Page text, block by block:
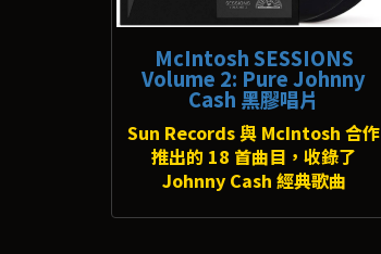
McIntosh SESSIONS
Volume 2: Pure Johnny
Cash 黑膠唱片
Sun Records 與 McIntosh 合作
推出的 18 首曲目，收錄了
Johnny Cash 經典歌曲